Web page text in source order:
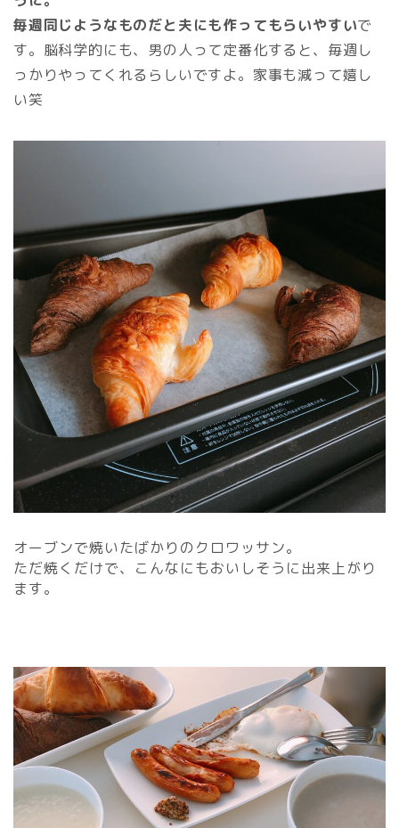
毎週同じようなものだと夫にも作ってもらいやすいで
す。脳科学的にも、男の人って定番化すると、毎週し
っかりやってくれるらしいですよ。家事も減って嬉し
い笑
オーブンで焼いたばかりのクロワッサン。
ただ焼くだけで、こんなにもおいしそうに出来上がり
ます。